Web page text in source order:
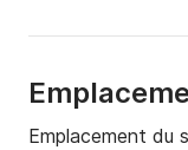
Emplacement du